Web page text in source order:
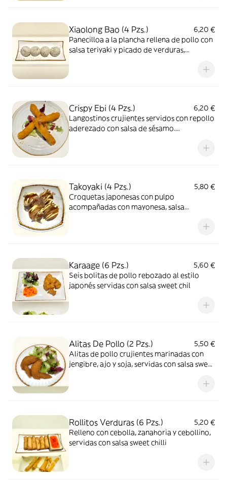
Xiaolong Bao (4 Pzs.)
6,20 €
Panecilloa a la plancha rellena de pollo con
salsa teriyaki y picado de verduras,
Crispy Ebi (4 Pzs.)
6,20 €
Langostinos crujientes servidos con repollo
aderezado con salsa de sésamo.
Takoyaki (4 Pzs.)
5,80 €
Croquetas japonesas con pulpo
acompañadas con mayonesa, salsa
Karaage (6 Pzs.)
5,60 €
Seis bolitas de pollo rebozado al estilo
japonés servidas con salsa sweet chil
Alitas De Pollo (2 Pzs.)
5,50 €
Alitas de pollo crujientes marinadas con
jengibre, ajo y soja, servidas con salsa sweet
Rollitos Verduras (6 Pzs.)
5,20 €
Relleno con cebolla, zanahoria y cebollino,
servidas con salsa sweet chilli